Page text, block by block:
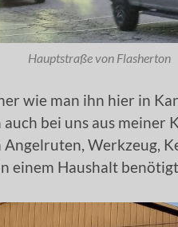
Hauptstraße von Flasherton
wie man ihn hier in
bei uns aus meiner
Werkzeug,
einem Haushalt benötigt.